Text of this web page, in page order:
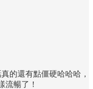
的還有點僵硬哈哈哈，
流暢了！